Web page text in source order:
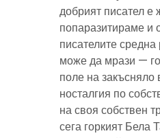
добрият писател е
попаразитираме и
писателите
може да мрази —
поле на закъсняло
носталгия по
на своя собствен
сега горкият Бела